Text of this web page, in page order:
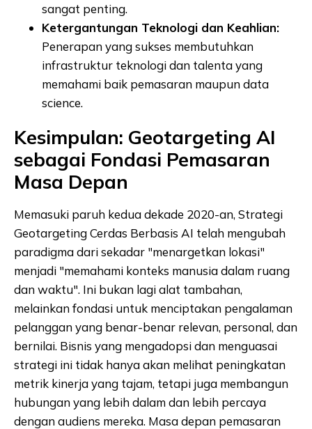
sangat penting.
Ketergantungan Teknologi dan Keahlian:
Penerapan yang sukses membutuhkan
infrastruktur teknologi dan talenta yang
memahami baik pemasaran maupun data
science.
Kesimpulan: Geotargeting AI
sebagai Fondasi Pemasaran
Masa Depan
Memasuki paruh kedua dekade 2020-an, Strategi
Geotargeting Cerdas Berbasis AI telah mengubah
paradigma dari sekadar "menargetkan lokasi"
menjadi "memahami konteks manusia dalam ruang
dan waktu". Ini bukan lagi alat tambahan,
melainkan fondasi untuk menciptakan pengalaman
pelanggan yang benar-benar relevan, personal, dan
bernilai. Bisnis yang mengadopsi dan menguasai
strategi ini tidak hanya akan melihat peningkatan
metrik kinerja yang tajam, tetapi juga membangun
hubungan yang lebih dalam dan lebih percaya
dengan audiens mereka. Masa depan pemasaran